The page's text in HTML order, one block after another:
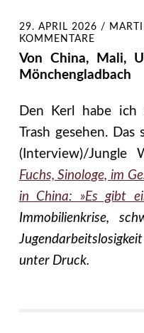
29. APRIL 2026 /
KOMMENTARE
Von China, Mali,
Mönchengladbach
Den Kerl habe ich
Trash gesehen.
(Interview)/Jungle
Fuchs, Sinologe, im
in China: »Es gibt
Immobilienkrise,
unter Druck.